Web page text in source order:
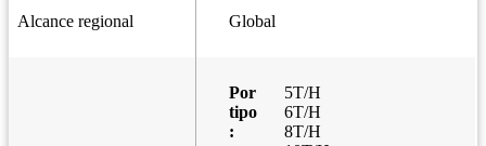
Alcance regional Global
Por
tipo
:
5T/H
6T/H
8T/H